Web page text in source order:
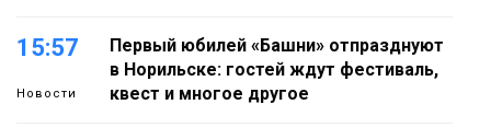
15:57
Новости
Первый юбилей «Башни» отпразднуют
в Норильске: гостей ждут фестиваль,
квест и многое другое